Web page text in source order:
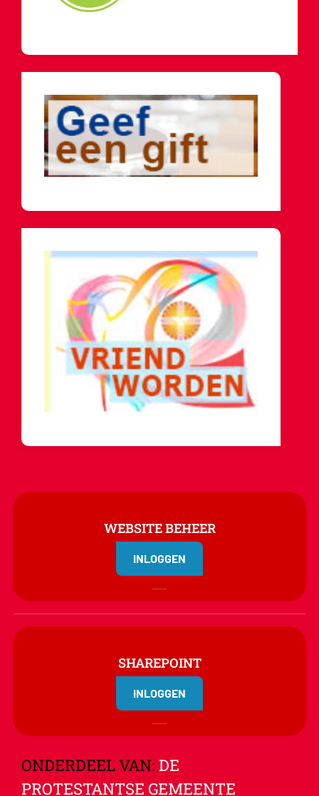
WEBSITE BEHEER
INLOGGEN
SHAREPOINT
INLOGGEN
ONDERDEEL VAN: DE
PROTESTANTSE GEMEENTE